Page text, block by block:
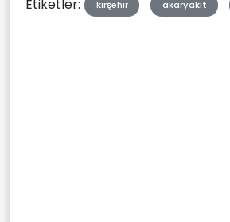
Etiketler: kırşehir akaryakıt